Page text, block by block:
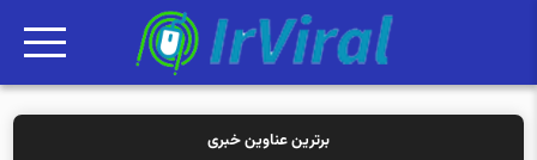
برترین عناوین خبری